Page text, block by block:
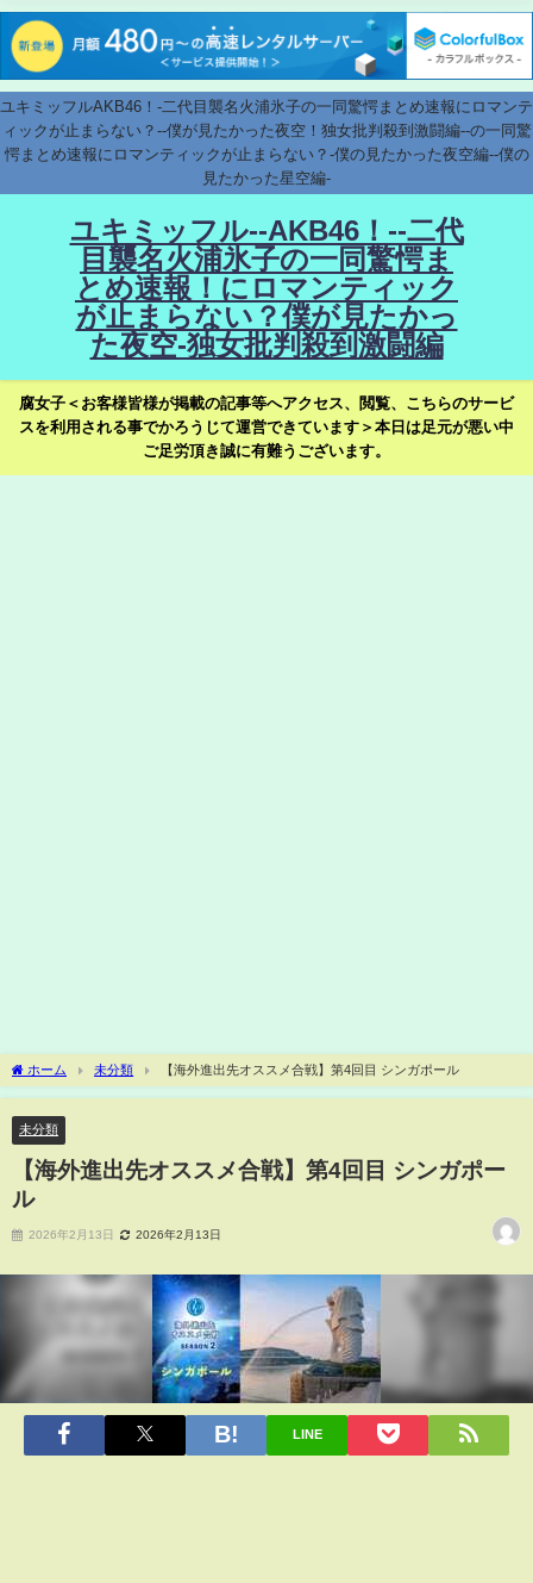
ユキミッフルAKB46！-二代目襲名火浦氷子の一同驚愕まとめ速報にロマンテ
ィックが止まらない？--僕が見たかった夜空！独女批判殺到激闘編--の一同驚
愕まとめ速報にロマンティックが止まらない？-僕の見たかった夜空編--僕の
見たかった星空編-
ユキミッフル--AKB46！--二代
目襲名火浦氷子の一同驚愕ま
とめ速報！にロマンティック
が止まらない？僕が見たかっ
た夜空-独女批判殺到激闘編
腐女子＜お客様皆様が掲載の記事等へアクセス、閲覧、こちらのサービ
スを利用される事でかろうじて運営できています＞本日は足元が悪い中
ご足労頂き誠に有難うございます。
ホーム 未分類 【海外進出先オススメ合戦】第4回目 シンガポール
未分類
【海外進出先オススメ合戦】第4回目 シンガポー
ル
2026年2月13日 2026年2月13日
LINE